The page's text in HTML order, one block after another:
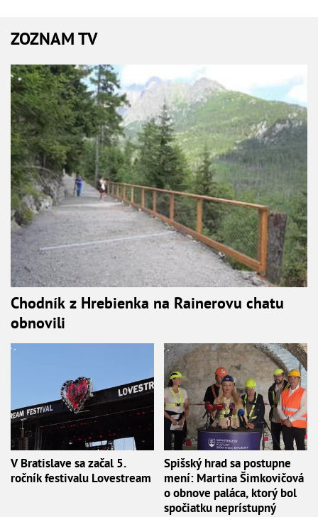
ZOZNAM TV
Chodník z Hrebienka na Rainerovu chatu
obnovili
V Bratislave sa začal 5.
ročník festivalu Lovestream
Spišský hrad sa postupne
mení: Martina Šimkovičová
o obnove paláca, ktorý bol
spočiatku neprístupný